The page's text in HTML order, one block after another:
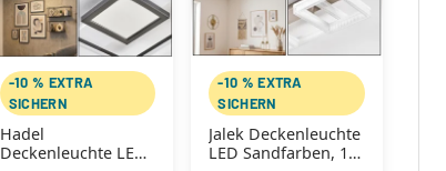
-10 % EXTRA
SICHERN
Hadel
Deckenleuchte LED
-10 % EXTRA
SICHERN
Jalek Deckenleuchte
LED Sandfarben, 1-